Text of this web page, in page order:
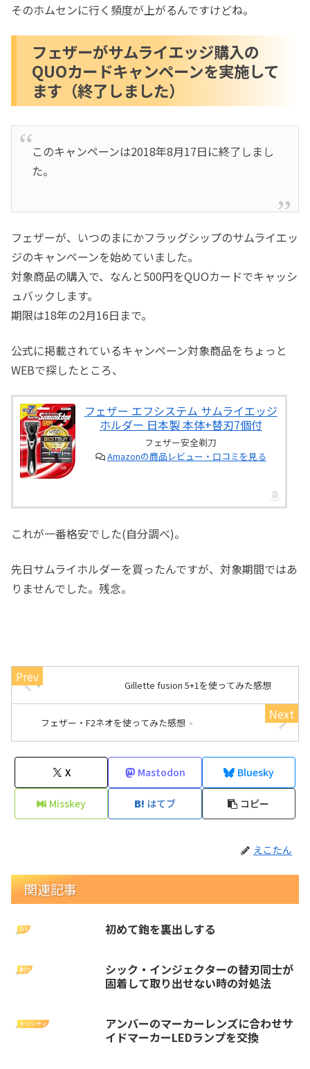
そのホムセンに行く頻度が上がるんですけどね。
フェザーがサムライエッジ購入の
QUOカードキャンペーンを実施して
ます（終了しました）
このキャンペーンは2018年8月17日に終了しまし
た。
フェザーが、いつのまにかフラッグシップのサムライエッ
ジのキャンペーンを始めていました。
対象商品の購入で、なんと500円をQUOカードでキャッシ
ュバックします。
期限は18年の2月16日まで。
公式に掲載されているキャンペーン対象商品をちょっと
WEBで探したところ、
フェザー エフシステム サムライエッジ
ホルダー 日本製 本体+替刃7個付
フェザー安全剃刀
Amazonの商品レビュー・口コミを見る
これが一番格安でした(自分調べ)。
先日サムライホルダーを買ったんですが、対象期間ではあ
りませんでした。残念。
Gillette fusion 5+1を使ってみた感想
フェザー・F2ネオを使ってみた感想
X Mastodon Bluesky
Misskey はてブ コピー
えこたん
関連記事
DIY 初めて鉋を裏出しする
剃刀
シック・インジェクターの替刃同士が
固着して取り出せない時の対処法
トリシティ
アンバーのマーカーレンズに合わせサ
イドマーカーLEDランプを交換